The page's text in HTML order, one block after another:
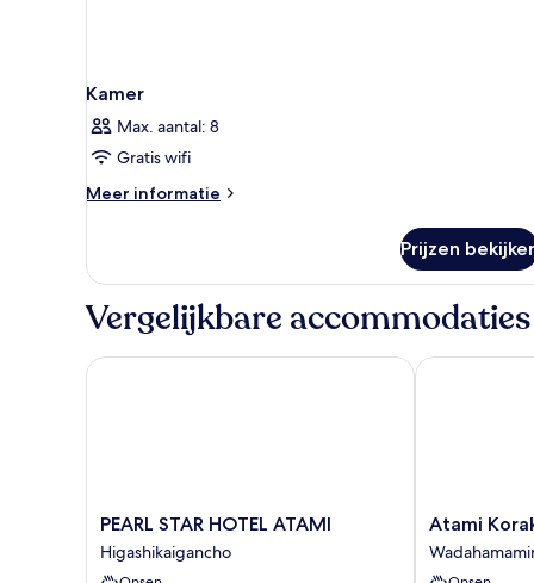
Kamer
Max. aantal: 8
Gratis wifi
Meer informatie
Meer
Prijzen
Vergelijkbare accommodaties
PEARL
STAR
HOTEL
PEARL STAR HOTEL ATAMI
Higashikaigancho
PEARL STAR HOTEL ATAMI
Atami
Korakuen
Hotel
Atami
Atami